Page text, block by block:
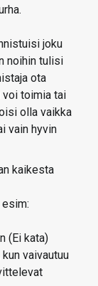
joku
noihin tulisi
ota
voi toimia tai
olla vaikka
vain hyvin
kaikesta
(Ei kata)
vaivautuu